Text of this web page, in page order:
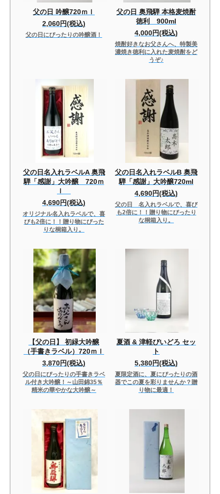
父の日 吟醸720ｍｌ
2,060円(税込)
父の日にぴったりの吟醸酒！
父の日 奥飛騨 本格麦焼酎
徳利 900ml
4,000円(税込)
焼酎好きなお父さんへ、特製美
濃焼き徳利に入れた麦焼酎をど
うぞ♪
父の日名入れラベルA 奥飛
騨「感謝」大吟醸 720ｍ
ｌ
4,690円(税込)
オリジナル名入れラベルで、喜
びも2倍に！！贈り物にぴった
りな桐箱入り。
父の日名入れラベルB 奥飛
騨「感謝」大吟醸720ml
4,690円(税込)
父の日 名入れラベルで、喜び
も2倍に！！贈り物にぴったり
な桐箱入り。
【父の日】 初緑大吟醸
（手書きラベル）720ｍｌ
3,870円(税込)
父の日にぴったりの手書きラベ
ル付き大吟醸！～山田錦35％
精米の華やかな大吟醸～
夏酒 & 津軽びいどろ セッ
ト
5,380円(税込)
夏限定酒に、夏にぴったりの酒
器でこの夏を彩りませんか？贈
り物に最適！